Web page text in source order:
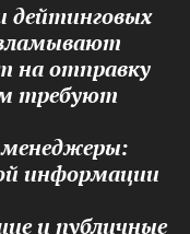
дейтинговых
на отправку
требуют
информации
и публичные